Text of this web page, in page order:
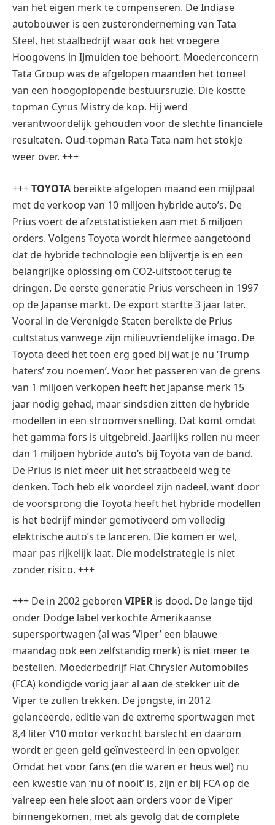
van het eigen merk te compenseren. De Indiase
autobouwer is een zusteronderneming van Tata
Steel, het staalbedrijf waar ook het vroegere
Hoogovens in IJmuiden toe behoort. Moederconcern
Tata Group was de afgelopen maanden het toneel
van een hoogoplopende bestuursruzie. Die kostte
topman Cyrus Mistry de kop. Hij werd
verantwoordelijk gehouden voor de slechte financiële
resultaten. Oud-topman Rata Tata nam het stokje
weer over. +++
+++TOYOTA bereikte afgelopen maand een mijlpaal
met de verkoop van 10 miljoen hybride auto’s. De
Prius voert de afzetstatistieken aan met 6 miljoen
orders. Volgens Toyota wordt hiermee aangetoond
dat de hybride technologie een blijvertje is en een
belangrijke oplossing om CO2-uitstoot terug te
dringen. De eerste generatie Prius verscheen in 1997
op de Japanse markt. De export startte 3 jaar later.
Vooral in de Verenigde Staten bereikte de Prius
cultstatus vanwege zijn milieuvriendelijke imago. De
Toyota deed het toen erg goed bij wat je nu ‘Trump
haters’ zou noemen’. Voor het passeren van de grens
van 1 miljoen verkopen heeft het Japanse merk 15
jaar nodig gehad, maar sindsdien zitten de hybride
modellen in een stroomversnelling. Dat komt omdat
het gamma fors is uitgebreid. Jaarlijks rollen nu meer
dan 1 miljoen hybride auto’s bij Toyota van de band.
De Prius is niet meer uit het straatbeeld weg te
denken. Toch heb elk voordeel zijn nadeel, want door
de voorsprong die Toyota heeft het hybride modellen
is het bedrijf minder gemotiveerd om volledig
elektrische auto’s te lanceren. Die komen er wel,
maar pas rijkelijk laat. Die modelstrategie is niet
zonder risico. +++
+++ De in 2002 geboren VIPER is dood. De lange tijd
onder Dodge label verkochte Amerikaanse
supersportwagen (al was ‘Viper’ een blauwe
maandag ook een zelfstandig merk) is niet meer te
bestellen. Moederbedrijf Fiat Chrysler Automobiles
(FCA) kondigde vorig jaar al aan de stekker uit de
Viper te zullen trekken. De jongste, in 2012
gelanceerde, editie van de extreme sportwagen met
8,4 liter V10 motor verkocht barslecht en daarom
wordt er geen geld geïnvesteerd in een opvolger.
Omdat het voor fans (en die waren er heus wel) nu
een kwestie van ‘nu of nooit’ is, zijn er bij FCA op de
valreep een hele sloot aan orders voor de Viper
binnengekomen, met als gevolg dat de complete